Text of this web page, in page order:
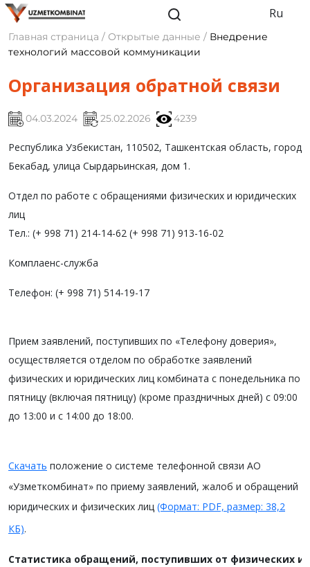
Ru
Главная страница / Открытые данные / Внедрение
технологий массовой коммуникации
Организация обратной связи
04.03.2024 25.02.2026 4239
Республика Узбекистан, 110502, Ташкентская область, город
Бекабад, улица Сырдарьинская, дом 1.
Отдел по работе с обращениями физических и юридических
лиц
Тел.: (+ 998 71) 214-14-62 (+ 998 71) 913-16-02
Комплаенс-служба
Телефон: (+ 998 71) 514-19-17
Прием заявлений, поступивших по «Телефону доверия»,
осуществляется отделом по обработке заявлений
физических и юридических лиц комбината с понедельника по
пятницу (включая пятницу) (кроме праздничных дней) с 09:00
до 13:00 и с 14:00 до 18:00.
Скачать положение о системе телефонной связи АО
«Узметкомбинат» по приему заявлений, жалоб и обращений
юридических и физических лиц (Формат: PDF, размер: 38,2
КБ).
Статистика обращений, поступивших от физических